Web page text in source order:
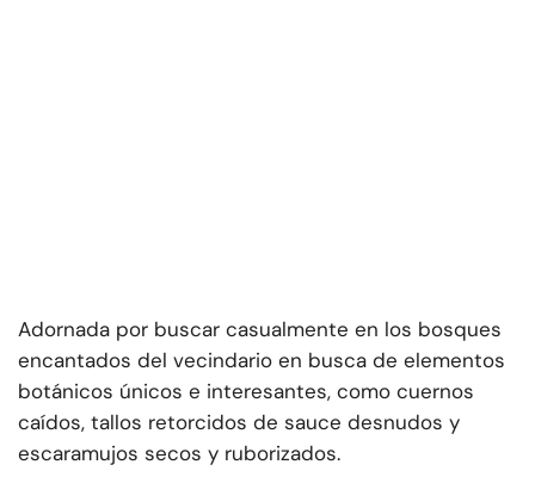
Adornada por buscar casualmente en los bosques
encantados del vecindario en busca de elementos
botánicos únicos e interesantes, como cuernos
caídos, tallos retorcidos de sauce desnudos y
escaramujos secos y ruborizados.